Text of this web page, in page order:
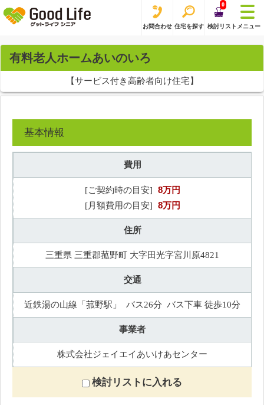
お問合わせ 住宅を探す
0
検討リスト メニュー
有料老人ホームあいのいろ
【サービス付き高齢者向け住宅】
基本情報
費用
[ご契約時の目安] 8万円
[月額費用の目安] 8万円
住所
三重県 三重郡菰野町 大字田光字宮川原4821
交通
近鉄湯の山線「菰野駅」 バス26分 バス下車 徒歩10分
事業者
株式会社ジェイエイあいけあセンター
検討リストに入れる